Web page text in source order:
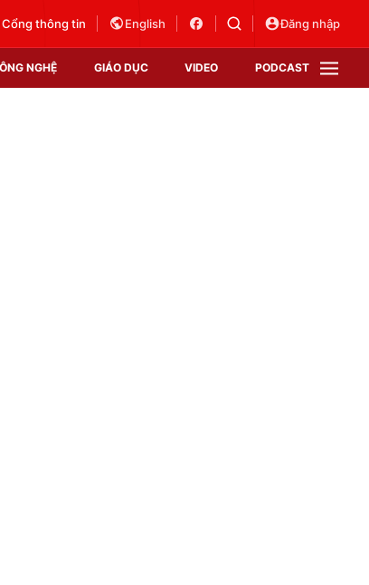
Cổng thông tin English Đăng nhập
NGHỆ GIÁO DỤC VIDEO PODCAST
lai